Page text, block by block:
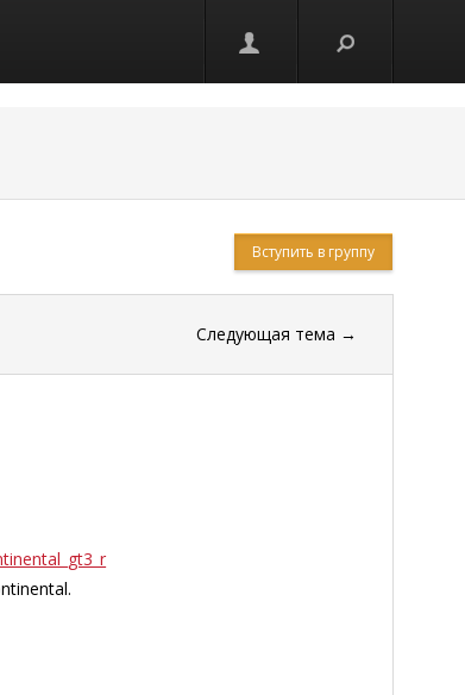
Вступить в группу
Следующая тема →